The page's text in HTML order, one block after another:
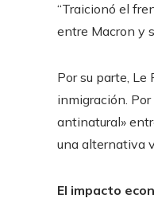
“Traicionó el
entre Macron y
Por su parte,
inmigración.
antinatural»
una alternativa
El impacto